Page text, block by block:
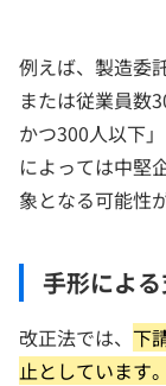
例えば、製造委
または従業員数
かつ300人以下
によっては中堅
象となる可能性
手形によ
改正法では、 下
止としています